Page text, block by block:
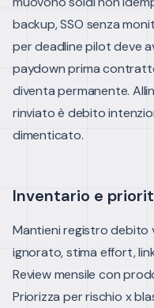
backup, SSO senza
per deadline pilot deve
paydown prima
diventa permanente.
rinviato è debito
dimenticato.
Inventario e
Mantieni registro debito
ignorato, stima effort,
Review mensile con
Priorizza per rischio x